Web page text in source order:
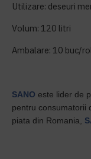
Utilizare: deseuri
Volum: 120 litri
Ambalare: 10 buc/
SANO este lider de
pentru consumatorii
piata din Romania,